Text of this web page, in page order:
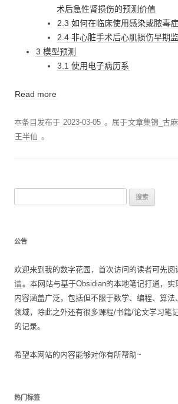
术后急性肾损伤的预测价值
2.3 如何在临床使用感染或脓毒
2.4 非心脏手术后心肌损伤早期
3 模型预测
3.1 使用电子病历系
Read more
本条目发布于 2023-03-05 。属于文章集锦_古
王半仙 。
公告
欢迎来到我的数字花园，首次访问的读者可先阅
谱。本网站与基于Obsidian的本地笔记打通，实
内容涵盖广泛，包括但不限于数学、编程、算
领域，除此之外还有很多课程/书籍/论文学习笔
的记录。
希望本网站的内容能够对你有所帮助~
热门标签